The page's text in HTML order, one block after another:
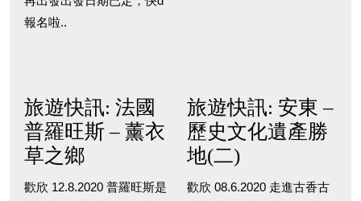
報名啦..
旅遊快訊: 法國
普羅旺斯 – 薰衣
草之鄉
歡欣 12.8.2020 普羅旺斯是
旅遊快訊: 安東 –
歷史文化遺產勝
地(二)
歡欣 08.6.2020 走進古香古